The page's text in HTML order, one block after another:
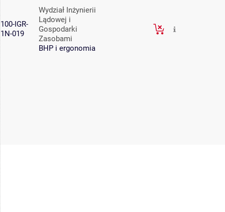
100-IGR-
1N-019
Wydział Inżynierii
Lądowej i
Gospodarki
Zasobami
BHP i ergonomia